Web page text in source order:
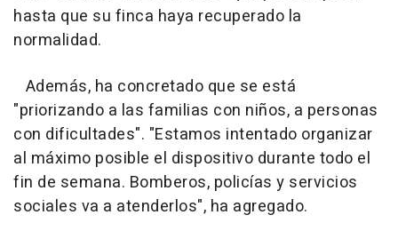
hasta que su finca haya recuperado la
normalidad.
Además, ha concretado que se está
"priorizando a las familias con niños, a personas
con dificultades". "Estamos intentado organizar
al máximo posible el dispositivo durante todo el
fin de semana. Bomberos, policías y servicios
sociales va a atenderlos", ha agregado.